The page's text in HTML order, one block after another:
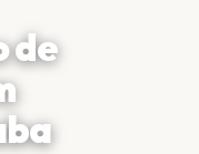
de